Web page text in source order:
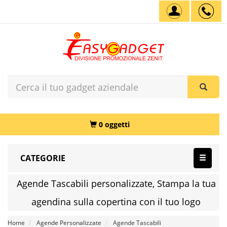
0 oggetti
CATEGORIE
Agende Tascabili personalizzate, Stampa la tua
agendina sulla copertina con il tuo logo
Home Agende Personalizzate Agende Tascabili